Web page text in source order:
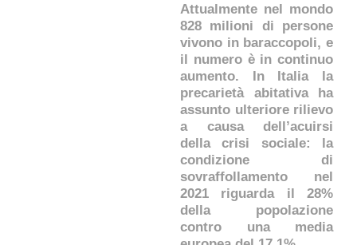
Attualmente nel mondo
828 milioni di persone
vivono in baraccopoli, e
il numero è in continuo
aumento. In Italia la
precarietà abitativa ha
assunto ulteriore rilievo
a causa dell’acuirsi
della crisi sociale: la
condizione di
sovraffollamento nel
2021 riguarda il 28%
della popolazione
contro una media